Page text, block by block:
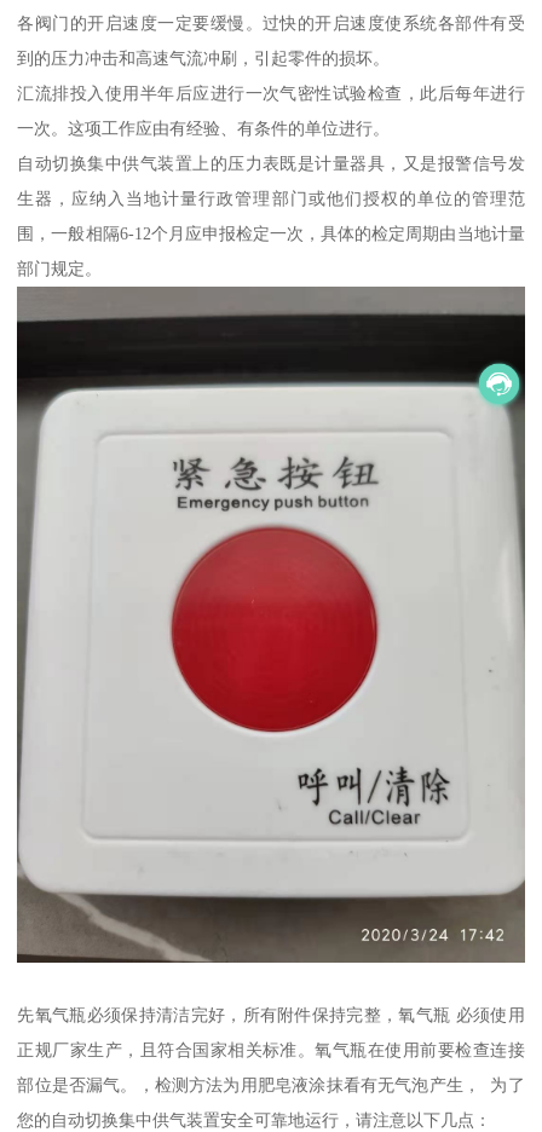
各阀门的开启速度一定要缓慢。过快的开启速度使系统各部件有受
到的压力冲击和高速气流冲刷，引起零件的损坏。
汇流排投入使用半年后应进行一次气密性试验检查，此后每年进行
一次。这项工作应由有经验、有条件的单位进行。
自动切换集中供气装置上的压力表既是计量器具，又是报警信号发
生器，应纳入当地计量行政管理部门或他们授权的单位的管理范
围，一般相隔6-12个月应申报检定一次，具体的检定周期由当地计量
部门规定。
先氧气瓶必须保持清洁完好，所有附件保持完整，氧气瓶 必须使用
正规厂家生产，且符合国家相关标准。氧气瓶在使用前要检查连接
部位是否漏气。，检测方法为用肥皂液涂抹看有无气泡产生， 为了
您的自动切换集中供气装置安全可靠地运行，请注意以下几点：